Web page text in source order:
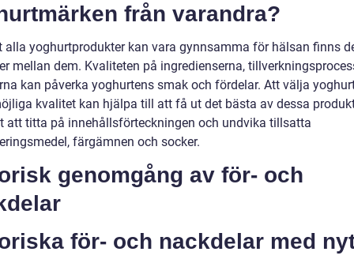
från varandra?
alla yoghurtprodukter kan vara gynnsamma för hälsan finns
mellan dem. Kvaliteten på ingredienserna,
kan påverka yoghurtens smak och fördelar. Att välja
kvalitet kan hjälpa till att få ut det bästa av dessa
att titta på innehållsförteckningen och undvika tillsatta
färgämnen och socker.
genomgång av för- och
för- och nackdelar med